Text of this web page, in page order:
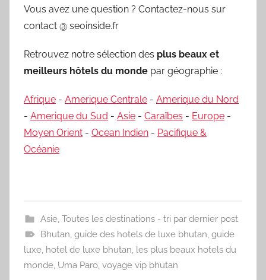
Vous avez une question ? Contactez-nous sur
contact @ seoinside.fr
Retrouvez notre sélection des plus beaux et
meilleurs hôtels du monde par géographie :
Afrique - Amerique Centrale - Amerique du Nord
- Amerique du Sud - Asie - Caraïbes - Europe -
Moyen Orient - Ocean Indien - Pacifique &
Océanie
Asie, Toutes les destinations - tri par dernier post
Bhutan guide des hotels de luxe bhutan guide
luxe hotel de luxe bhutan les plus beaux hotels du
monde Uma Paro voyage vip bhutan